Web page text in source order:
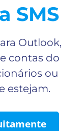
SMS
Outlook,
contas do
ou
estejam.